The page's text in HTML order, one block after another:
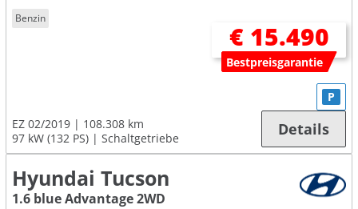
Benzin
€ 15.490
Bestpreisgarantie
EZ 02/2019
108.308 km
97 kW (132 PS)
Schaltgetriebe
P
Details
Hyundai Tucson
1.6 blue Advantage 2WD